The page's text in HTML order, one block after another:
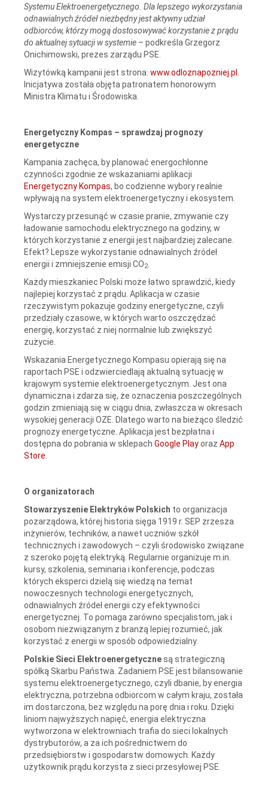
Systemu Elektroenergetycznego. Dla lepszego wykorzystania
odnawialnych źródeł niezbędny jest aktywny udział
odbiorców, którzy mogą dostosowywać korzystanie z prądu
do aktualnej sytuacji w systemie – podkreśla Grzegorz
Onichimowski, prezes zarządu PSE.
Wizytówką kampanii jest strona: www.odloznapozniej.pl
Inicjatywa została objęta patronatem honorowym
Ministra Klimatu i Środowiska.
Energetyczny Kompas – sprawdzaj prognozy
energetyczne
Kampania zachęca, by planować energochłonne
czynności zgodnie ze wskazaniami aplikacji
Energetyczny Kompas, bo codzienne wybory realnie
wpływają na system elektroenergetyczny i ekosystem.
Wystarczy przesunąć w czasie pranie, zmywanie czy
ładowanie samochodu elektrycznego na godziny, w
których korzystanie z energii jest najbardziej zalecane.
Efekt? Lepsze wykorzystanie odnawialnych źródeł
energii i zmniejszenie emisji CO2
Każdy mieszkaniec Polski może łatwo sprawdzić, kiedy
najlepiej korzystać z prądu. Aplikacja w czasie
rzeczywistym pokazuje godziny energetyczne, czyli
przedziały czasowe, w których warto oszczędzać
energię, korzystać z niej normalnie lub zwiększyć
zużycie.
Wskazania Energetycznego Kompasu opierają się na
raportach PSE i odzwierciedlają aktualną sytuację w
krajowym systemie elektroenergetycznym. Jest ona
dynamiczna i zdarza się, że oznaczenia poszczególnych
godzin zmieniają się w ciągu dnia, zwłaszcza w okresach
wysokiej generacji OZE. Dlatego warto na bieżąco śledzić
prognozy energetyczne. Aplikacja jest bezpłatna i
dostępna do pobrania w sklepach Google Playoraz App
Store
O organizatorach
Stowarzyszenie Elektryków Polskich to organizacja
pozarządowa, której historia sięga 1919 r. SEP zrzesza
inżynierów, techników, a nawet uczniów szkół
technicznych i zawodowych – czyli środowisko związane
z szeroko pojętą elektryką. Regularnie organizuje m.in.
kursy, szkolenia, seminaria i konferencje, podczas
których eksperci dzielą się wiedzą na temat
nowoczesnych technologii energetycznych,
odnawialnych źródeł energii czy efektywności
energetycznej. To pomaga zarówno specjalistom, jak i
osobom niezwiązanym z branżą lepiej rozumieć, jak
korzystać z energii w sposób odpowiedzialny.
Polskie Sieci Elektroenergetycznesą strategiczną
spółką Skarbu Państwa. Zadaniem PSE jest bilansowanie
systemu elektroenergetycznego, czyli dbanie, by energia
elektryczna, potrzebna odbiorcom w całym kraju, została
im dostarczona, bez względu na porę dnia i roku. Dzięki
liniom najwyższych napięć, energia elektryczna
wytworzona w elektrowniach trafia do sieci lokalnych
dystrybutorów, a za ich pośrednictwem do
przedsiębiorstw i gospodarstw domowych. Każdy
użytkownik prądu korzysta z sieci przesyłowej PSE.